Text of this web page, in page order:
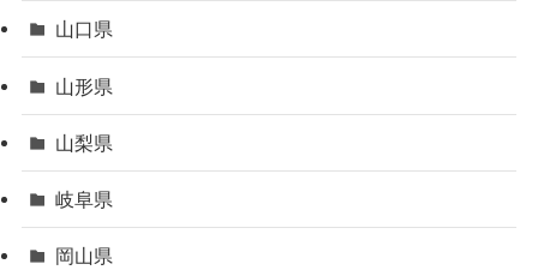
山口県
山形県
山梨県
岐阜県
岡山県